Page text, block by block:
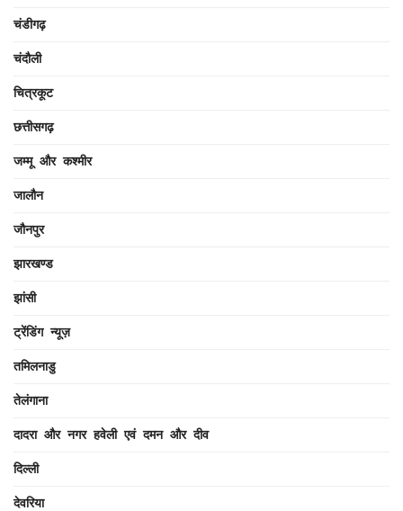
चंडीगढ़
चंदौली
चित्रकूट
छत्तीसगढ़
जम्मू और कश्मीर
जालौन
जौनपुर
झारखण्ड
झांसी
ट्रेंडिंग न्यूज़
तमिलनाडु
तेलंगाना
दादरा और नगर हवेली एवं दमन और दीव
दिल्ली
देवरिया